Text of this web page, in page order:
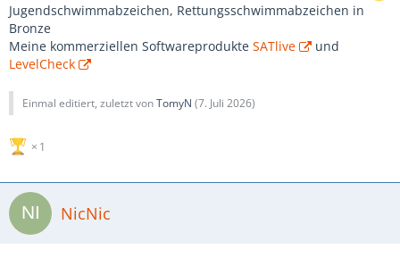
Jugendschwimmabzeichen, Rettungsschwimmabzeichen in
Bronze
Meine kommerziellen Softwareprodukte SATlive
und
LevelCheck
Einmal editiert, zuletzt vonTomyN (7. Juli 2026)
1
NicNic